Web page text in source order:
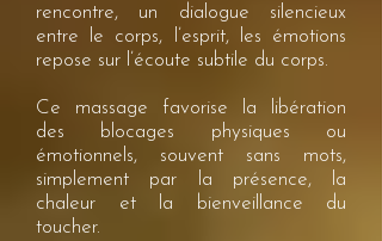
rencontre, un dialogue silencieux
entre le corps, l’esprit, les émotions
repose sur l’écoute subtile du corps.
Ce massage favorise la libération
des blocages physiques ou
émotionnels, souvent sans mots,
simplement par la présence, la
chaleur et la bienveillance du
toucher.